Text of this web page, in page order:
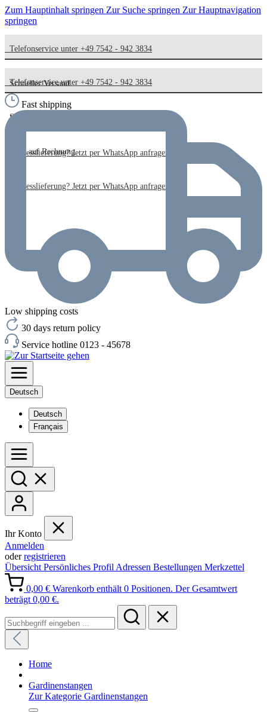
Zum Hauptinhalt springen Zur Suche springen Zur Hauptnavigation
springen
Telefonservice unter +49 7542 - 942 3834
Schneller Versand
Kauf auf Rechnung
Expresslieferung? Jetzt per WhatsApp anfragen!
Telefonservice unter +49 7542 - 942 3834
Schneller Versand
Kauf auf Rechnung
Expresslieferung? Jetzt per WhatsApp anfragen!
Fast shipping
Low shipping costs
30 days return policy
Service hotline 0123 - 45678
Deutsch
Deutsch
Français
Ihr Konto
Anmelden
oderregistrieren
Übersicht Persönliches Profil Adressen Bestellungen Merkzettel
0,00 € Warenkorb enthält 0 Positionen. Der Gesamtwert
beträgt 0,00 €.
Home
Gardinenstangen
Zur Kategorie Gardinenstangen